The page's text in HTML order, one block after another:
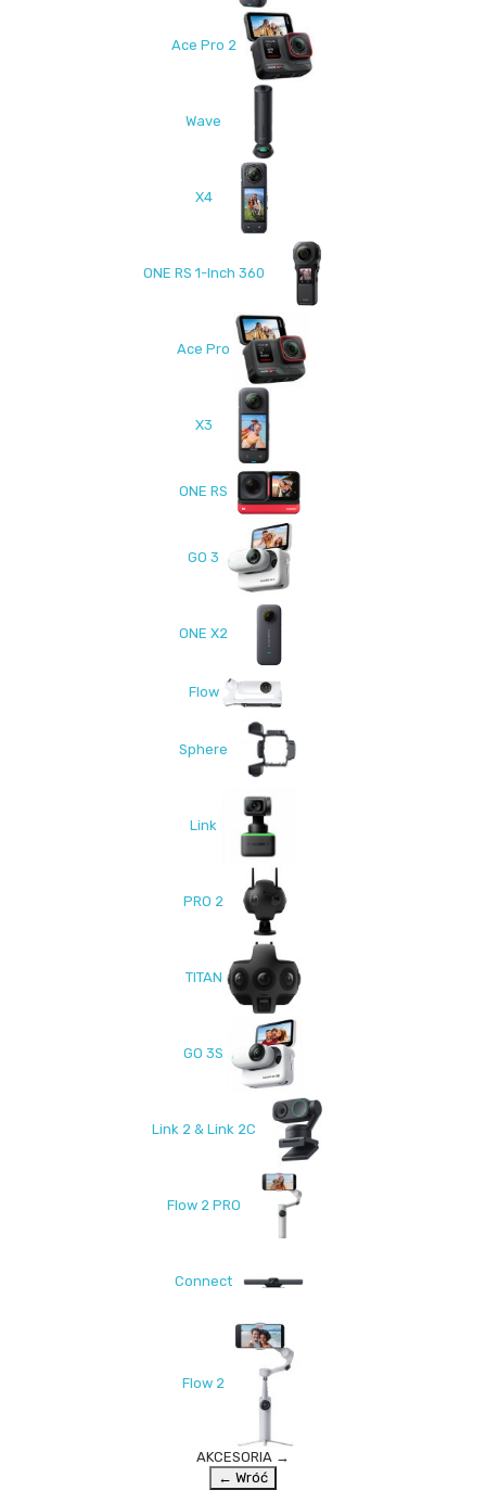
Ace Pro 2
Wave
X4
ONE RS 1-Inch 360
Ace Pro
X3
ONE RS
GO 3
ONE X2
Flow
Sphere
Link
PRO 2
TITAN
GO 3S
Link 2 & Link 2C
Flow 2 PRO
Connect
Flow 2
AKCESORIA →
← Wróć